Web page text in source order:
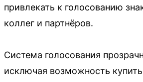
привлекать к голосованию
коллег и партнёров.
Система голосования
исключая возможность